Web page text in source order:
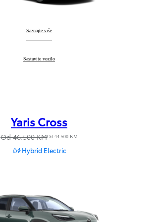
Yaris:
Saznajte više
Yaris:
Sastavite vozilo
Yaris Cross
Od 46.500 KMOd 44.500 KM
Hybrid Electric